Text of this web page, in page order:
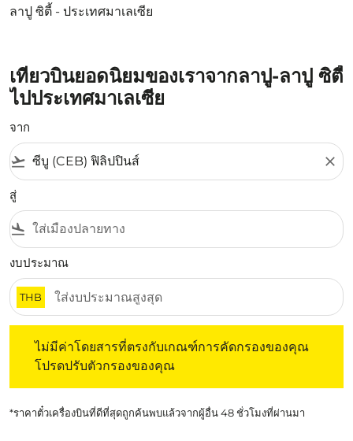
ลาปู ซิตี้ - ประเทศมาเลเซีย
เที่ยวบินยอดนิยมของเราจากลาปู-ลาปู ซิตี้
ไปประเทศมาเลเซีย
จาก
flight_takeoff close
สู่
flight_land
งบประมาณ
THB
ไม่มีค่าโดยสารที่ตรงกับเกณฑ์การคัดกรองของคุณ
โปรดปรับตัวกรองของคุณ
*ราคาตั๋วเครื่องบินที่ดีที่สุดถูกค้นพบแล้วจากผู้อื่น 48 ชั่วโมงที่ผ่านมา